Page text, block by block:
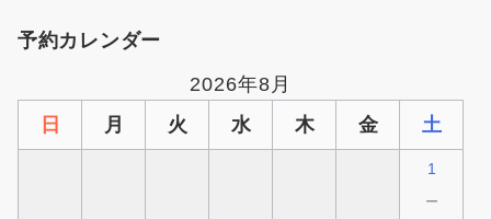
予約カレンダー
2026年8月
日
月 火 水 木 金 土
1
－